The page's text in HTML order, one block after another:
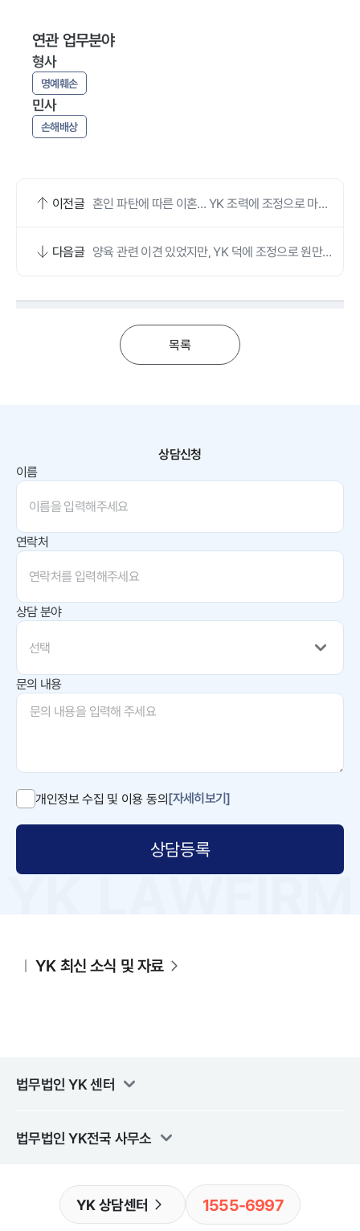
연관 업무분야
형사
명예훼손
민사
손해배상
이전글 혼인 파탄에 따른 이혼… YK 조력에 조정으로 마무
다음글 양육 관련 이견 있었지만, YK 덕에 조정으로 원만히
목록
상담신청
이름
연락처
상담 분야
선택
문의 내용
개인정보 수집 및 이용 동의[자세히보기]
상담등록
YK 최신 소식 및 자료
법무법인 YK센터
법무법인 YK전국 사무소
YK 상담센터 1555-6997